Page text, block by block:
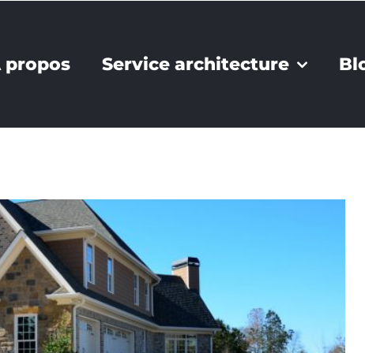
propos Service architecture